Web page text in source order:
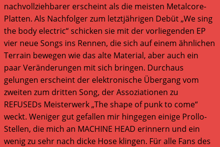
nachvollziehbarer erscheint als die meisten Metalcore-
Platten. Als Nachfolger zum letztjährigen Debüt „We sing
the body electric“ schicken sie mit der vorliegenden EP
vier neue Songs ins Rennen, die sich auf einem ähnlichen
Terrain bewegen wie das alte Material, aber auch ein
paar Veränderungen mit sich bringen. Durchaus
gelungen erscheint der elektronische Übergang vom
zweiten zum dritten Song, der Assoziationen zu
REFUSEDs Meisterwerk „The shape of punk to come“
weckt. Weniger gut gefallen mir hingegen einige Prollo-
Stellen, die mich an MACHINE HEAD erinnern und ein
wenig zu sehr nach dicke Hose klingen. Für alle Fans des